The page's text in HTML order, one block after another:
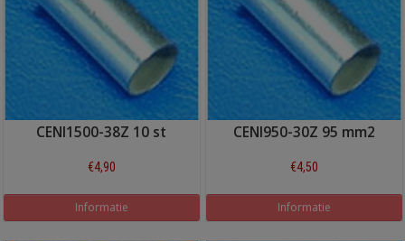
CENI1500-38Z 10 st
€4,90
Informatie
CENI950-30Z 95 mm2
€4,50
Informatie